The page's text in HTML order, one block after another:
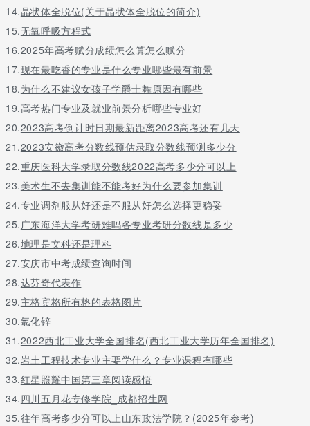
学校地址:湛江市麻章区湖秀路2号
学校球宴app下载官网:http://www.ngszz.com
。
要想找到一所适合自己的学校，同学们是需要了解很多信息的，了
解学校的收费只是其中一个方面，同学们若是要打算在学校就读，
就一定要全面的了解学校，根据自己的情况，去选择适合自己的学
校，同学们若是想了解更多学校信息，可直接咨询右侧在线咨询处!
关于更多广东省农工商职业技术学校往年招生简章请留言或者咨询
老师
14.晶状体全脱位(关于晶状体全脱位的简介)
15.无氧呼吸方程式
16.2025年高考赋分成绩怎么算怎么赋分
17.现在最吃香的专业是什么专业哪些最有前景
18.为什么不建议女孩子学爵士舞原因有哪些
19.高考热门专业及就业前景分析哪些专业好
20.2023高考倒计时日期最新距离2023高考还有几天
21.2023安徽高考分数线预估录取分数线预测多少分
22.重庆医科大学录取分数线2022高考多少分可以上
23.美术生不去集训能不能考好为什么要参加集训
24.专业调剂服从好还是不服从好怎么选择更稳妥
25.广东海洋大学考研难吗各专业考研分数线是多少
26.地理是文科还是理科
27.安庆市中考成绩查询时间
28.达芬奇代表作
29.主格宾格所有格的表格图片
30.氯化锌
31.2022西北工业大学全国排名(西北工业大学历年全国排名)
32.岩土工程技术专业主要学什么？专业课程有哪些
33.红星照耀中国第三章阅读感悟
34.四川五月花专修学院_成都招生网
35.往年高考多少分可以上山东政法学院？(2025年参考)